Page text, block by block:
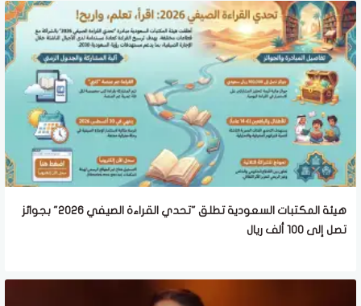
هيئة المكتبات السعودية تطلق "تحدي القراءة الصيفي 2026" بجوائز
تصل إلى 100 ألف ريال